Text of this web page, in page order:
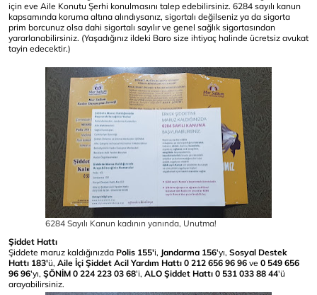
için eve Aile Konutu Şerhi konulmasını talep edebilirsiniz. 6284 sayılı kanun
kapsamında koruma altına alındıysanız, sigortalı değilseniz ya da sigorta
prim borcunuz olsa dahi sigortalı sayılır ve genel sağlık sigortasından
yararlanabilirsiniz. (Yaşadığınız ildeki Baro size ihtiyaç halinde ücretsiz avukat
tayin edecektir.)
6284 Sayılı Kanun kadının yanında, Unutma!
Şiddet Hattı
Şiddete maruz kaldığınızda Polis 155'i, Jandarma 156'yı, Sosyal Destek
Hattı 183'ü, Aile İçi Şiddet Acil Yardım Hattı 0 212 656 96 96 ve 0 549 656
96 96'yı, ŞÖNİM 0 224 223 03 68'i, ALO Şiddet Hattı 0 531 033 88 44'ü
arayabilirsiniz.